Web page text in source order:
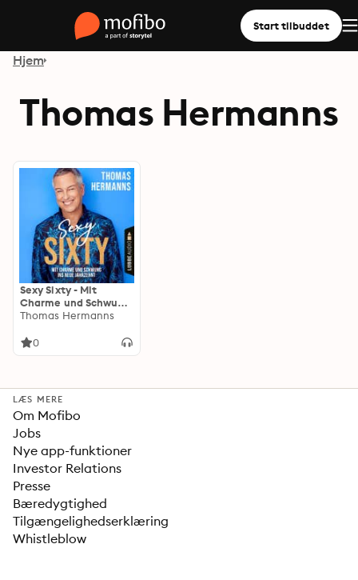
Start tilbuddet
Hjem
Thomas Hermanns
Sexy Sixty - Mit
Charme und Schwung
ins neue Jahrzehnt
Thomas Hermanns
0
LÆS MERE
Om Mofibo
Jobs
Nye app-funktioner
Investor Relations
Presse
Bæredygtighed
Tilgængelighedserklæring
Whistleblow